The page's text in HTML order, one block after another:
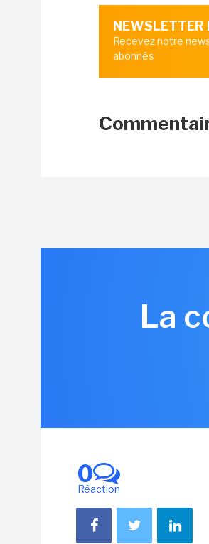
NEWSLETTER
Recevez notre
abonnés
La
0
Réaction